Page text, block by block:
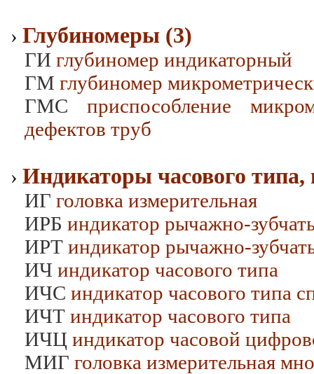
› Глубиномеры (3)
ГИ глубиномер индикаторный
ГМ глубиномер
ГМС приспособление
дефектов труб
› Индикаторы часового
ИГ головка измерительная
ИРБ индикатор рычажно-
ИРТ индикатор рычажно-
ИЧ индикатор часового типа
ИЧС индикатор часового типа
ИЧТ индикатор часового типа
ИЧЦ индикатор часовой
МИГ головка измерительная